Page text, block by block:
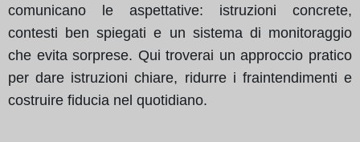
comunicano le aspettative: istruzioni concrete,
contesti ben spiegati e un sistema di monitoraggio
che evita sorprese. Qui troverai un approccio pratico
per dare istruzioni chiare, ridurre i fraintendimenti e
costruire fiducia nel quotidiano.